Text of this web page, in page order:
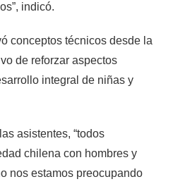
indicó.
conceptos técnicos desde la
de reforzar aspectos
integral de niñas y
asistentes, “todos
chilena con hombres y
nos estamos preocupando